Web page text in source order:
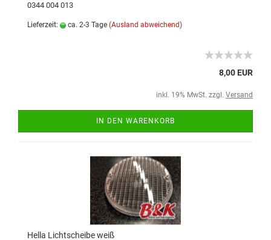
0344 004 013
Lieferzeit: ca. 2-3 Tage (Ausland abweichend)
8,00 EUR
inkl. 19% MwSt. zzgl. Versand
IN DEN WARENKORB
Hella Lichtscheibe weiß